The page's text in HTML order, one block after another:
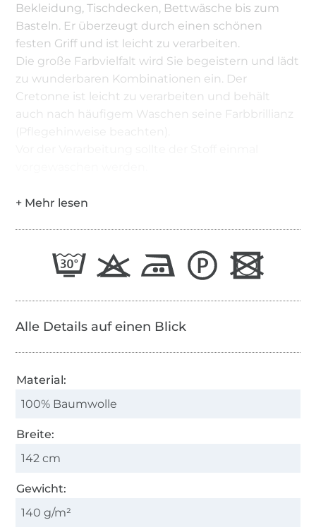
Bekleidung, Tischdecken, Bettwäsche bis zum
Basteln. Er überzeugt durch einen schönen
festen Griff und ist leicht zu verarbeiten.
Die große Farbvielfalt wird Sie begeistern und lädt
zu wunderbaren Kombinationen ein. Der
Cretonne ist leicht zu verarbeiten und behält
auch nach häufigem Waschen seine Farbbrillianz
Alle Details auf einen Blick
Material:
100% Baumwolle
Breite:
142 cm
Gewicht:
140 g/m²